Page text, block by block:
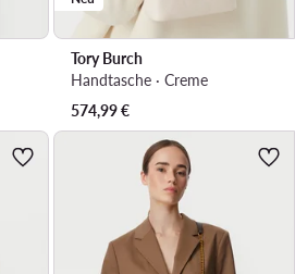
Tory Burch
Handtasche · Creme
574,99€